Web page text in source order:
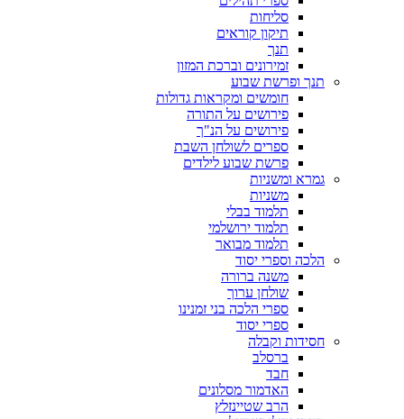
סליחות
תיקון קוראים
תנך
זמירונים וברכת המזון
תנך ופרשת שבוע
חומשים ומקראות גדולות
פירושים על התורה
פירושים על הנ"ך
ספרים לשולחן השבת
פרשת שבוע לילדים
גמרא ומשניות
משניות
תלמוד בבלי
תלמוד ירושלמי
תלמוד מבואר
הלכה וספרי יסוד
משנה ברורה
שולחן ערוך
ספרי הלכה בני זמנינו
ספרי יסוד
חסידות וקבלה
ברסלב
חבד
האדמור מסלונים
הרב שטיינזלץ